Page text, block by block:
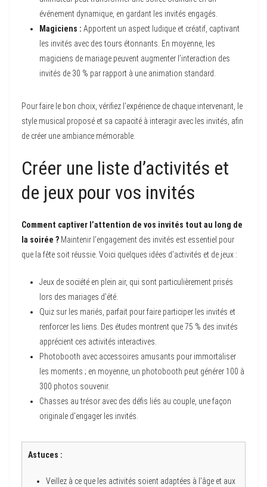
événement dynamique, en gardant les invités engagés.
Magiciens : Apportent un aspect ludique et créatif, captivant
les invités avec des tours étonnants. En moyenne, les
magiciens de mariage peuvent augmenter l’interaction des
invités de 30 % par rapport à une animation standard.
Pour faire le bon choix, vérifiez l’expérience de chaque intervenant, le
style musical proposé et sa capacité à interagir avec les invités, afin
de créer une ambiance mémorable.
Créer une liste d’activités et
de jeux pour vos invités
Comment captiver l’attention de vos invités tout au long de
la soirée ? Maintenir l’engagement des invités est essentiel pour
que la fête soit réussie. Voici quelques idées d’activités et de jeux :
Jeux de société en plein air, qui sont particulièrement prisés
lors des mariages d’été.
Quiz sur les mariés, parfait pour faire participer les invités et
renforcer les liens. Des études montrent que 75 % des invités
apprécient ces activités interactives.
Photobooth avec accessoires amusants pour immortaliser
les moments ; en moyenne, un photobooth peut générer 100 à
300 photos souvenir.
Chasses au trésor avec des défis liés au couple, une façon
originale d’engager les invités.
Astuces :
Veillez à ce que les activités soient adaptées à l’âge et aux